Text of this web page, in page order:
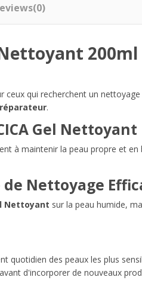
(0)
ceux qui recherchent un
.
Gel Nettoyant
à maintenir la peau propre et
Nettoyage
Nettoyant sur la peau humide,
quotidien des peaux les plus
d'incorporer de nouveaux